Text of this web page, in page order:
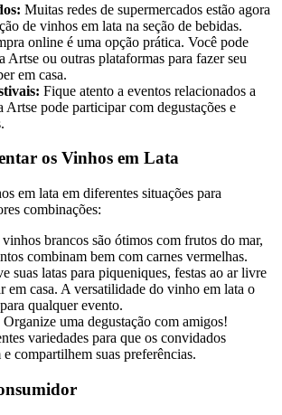
Muitas redes de supermercados estão agora
de vinhos em lata na seção de bebidas.
online é uma opção prática. Você pode
Artse ou outras plataformas para fazer seu
em casa.
Fique atento a eventos relacionados a
Artse pode participar com degustações e
os Vinhos em Lata
em lata em diferentes situações para
combinações:
brancos são ótimos com frutos do mar,
combinam bem com carnes vermelhas.
suas latas para piqueniques, festas ao ar livre
em casa. A versatilidade do vinho em lata o
qualquer evento.
Organize uma degustação com amigos!
variedades para que os convidados
compartilhem suas preferências.